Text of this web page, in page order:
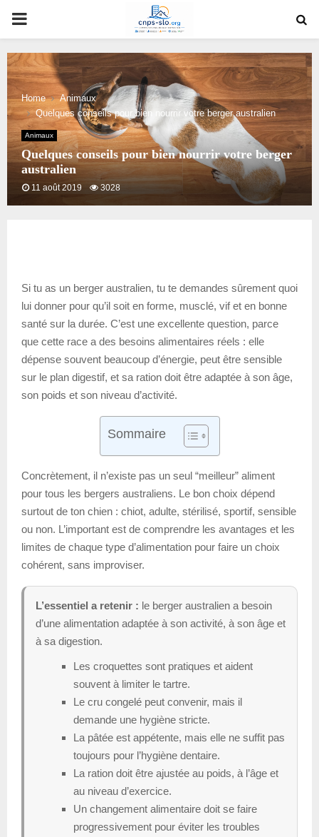
PRIMARY
MENU
Home
Animaux
Quelques conseils pour bien nourrir votre berger australien
Animaux
Quelques conseils pour bien nourrir votre berger
australien
11 août 2019 3028
Si tu as un berger australien, tu te demandes sûrement quoi
lui donner pour qu’il soit en forme, musclé, vif et en bonne
santé sur la durée. C’est une excellente question, parce
que cette race a des besoins alimentaires réels : elle
dépense souvent beaucoup d’énergie, peut être sensible
sur le plan digestif, et sa ration doit être adaptée à son âge,
son poids et son niveau d’activité.
Sommaire
Concrètement, il n’existe pas un seul “meilleur” aliment
pour tous les bergers australiens. Le bon choix dépend
surtout de ton chien : chiot, adulte, stérilisé, sportif, sensible
ou non. L’important est de comprendre les avantages et les
limites de chaque type d’alimentation pour faire un choix
cohérent, sans improviser.
L’essentiel a retenir : le berger australien a besoin
d’une alimentation adaptée à son activité, à son âge et
à sa digestion.
Les croquettes sont pratiques et aident
souvent à limiter le tartre.
Le cru congelé peut convenir, mais il
demande une hygiène stricte.
La pâtée est appétente, mais elle ne suffit pas
toujours pour l’hygiène dentaire.
La ration doit être ajustée au poids, à l’âge et
au niveau d’exercice.
Un changement alimentaire doit se faire
progressivement pour éviter les troubles